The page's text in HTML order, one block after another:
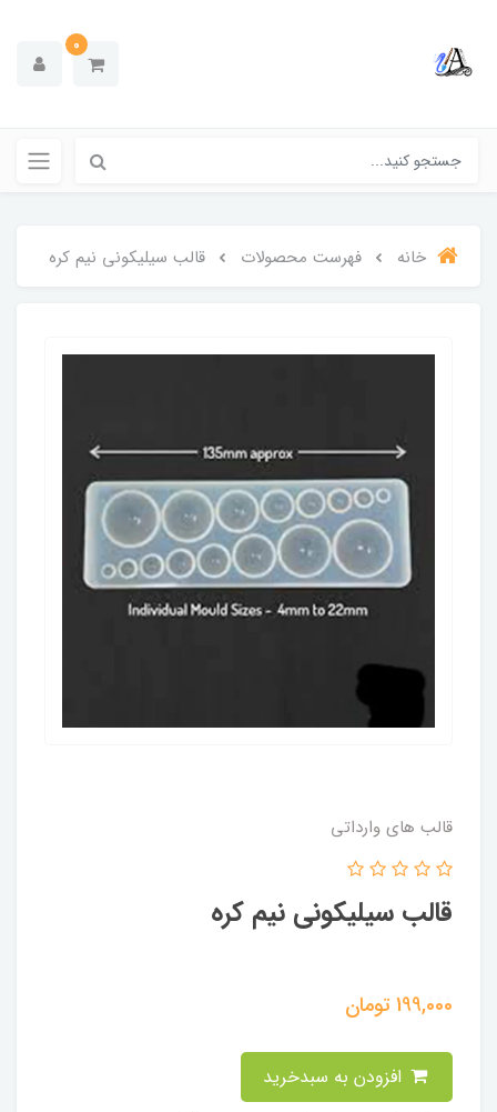
0
خانه فهرست محصولات قالب سیلیکونی نیم کره
قالب های وارداتی
قالب سیلیکونی نیم کره
199,000تومان